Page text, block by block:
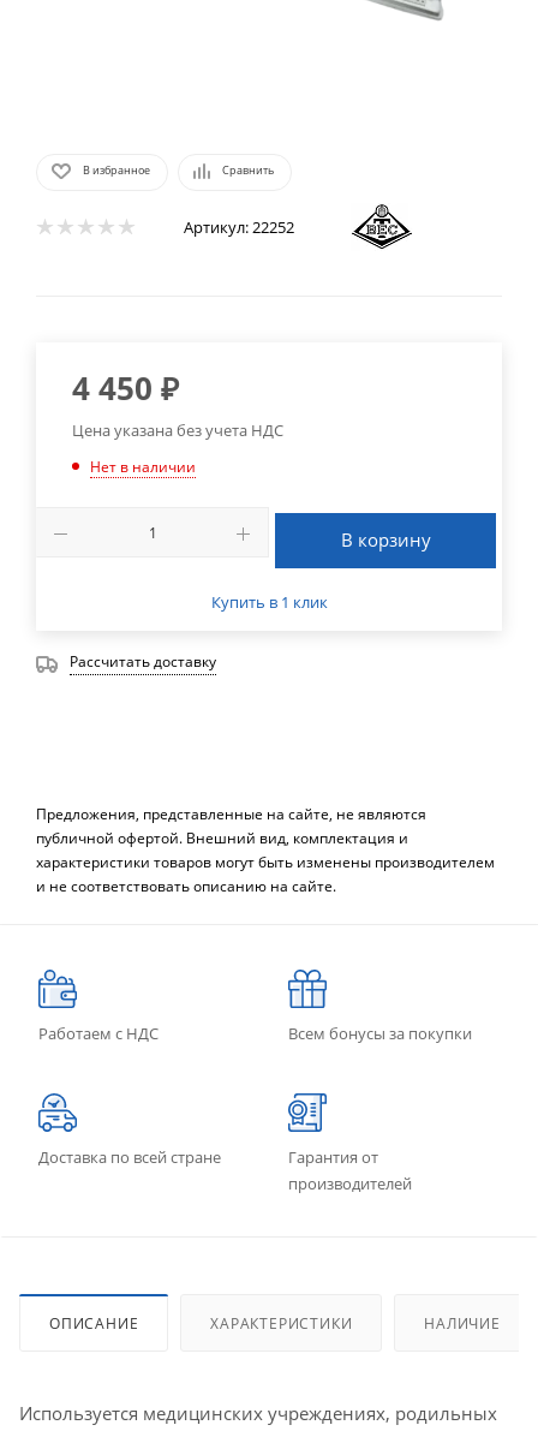
В избранное Сравнить
Артикул:22252
4 450 ₽
Цена указана без учета НДС
Нет в наличии
В корзину
Купить в 1 клик
Рассчитать доставку
Предложения, представленные на сайте, не являются
публичной офертой. Внешний вид, комплектация и
характеристики товаров могут быть изменены производителем
и не соответствовать описанию на сайте.
Работаем с НДС Всем бонусы за покупки
Доставка по всей стране
Гарантия от
производителей
ОПИСАНИЕ ХАРАКТЕРИСТИКИ НАЛИЧИЕ
Используется медицинских учреждениях, родильных